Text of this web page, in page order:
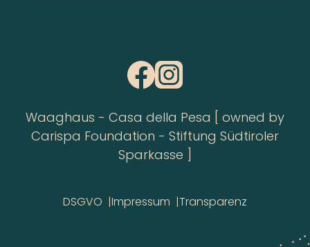
Waaghaus - Casa della Pesa [ owned by
Carispa Foundation - Stiftung Südtiroler
Sparkasse ]
DSGVO Impressum Transparenz